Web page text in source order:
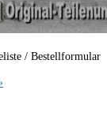
/ Bestellformular